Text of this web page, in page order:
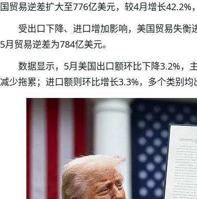
国贸易逆差扩大至776亿美元，较4月增长42.2%
受出口下降、进口增加影响，美国贸易失
5月贸易逆差为784亿美元。
数据显示，5月美国出口额环比下降3.2%，
减少拖累；进口额则环比增长3.3%，多个类别均